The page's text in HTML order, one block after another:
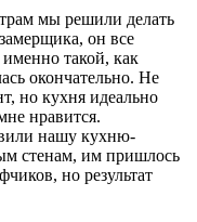
мы решили делать
он все
такой, как
окончательно. Не
но кухня идеально
нравится.
нашу кухню-
стенам, им пришлось
но результат